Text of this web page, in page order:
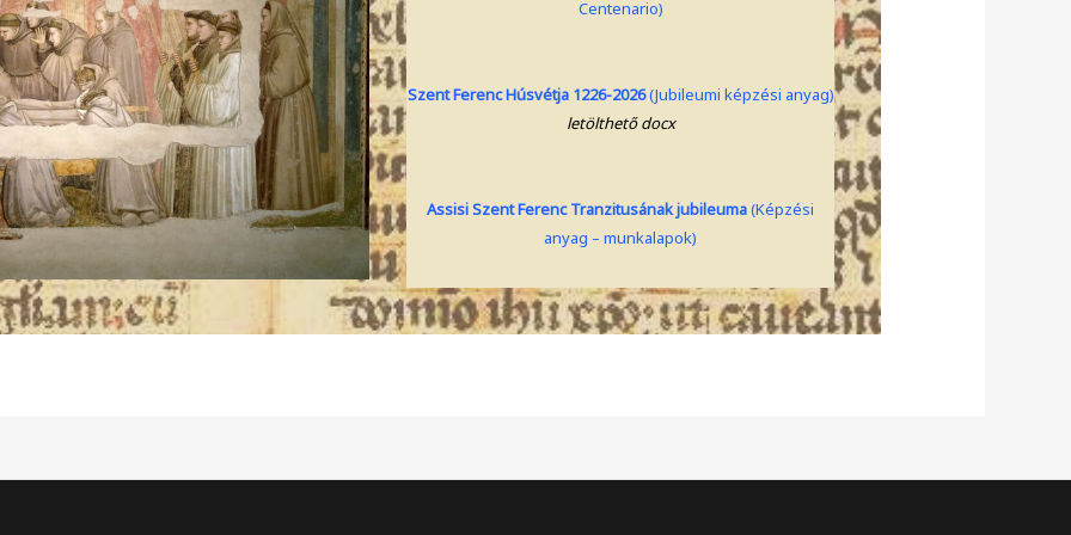
Centenario)
Szent Ferenc Húsvétja 1226-2026(Jubileumi képzési anyag)
letölthető docx
Assisi Szent Ferenc Tranzitusának jubileuma(Képzési
anyag – munkalapok)